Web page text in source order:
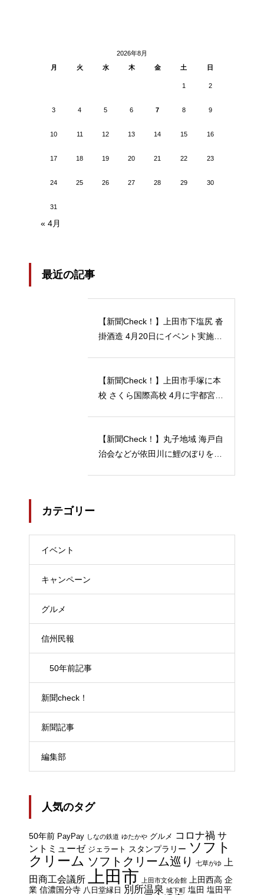
2026年8月
月
火 水 木 金 土 日
1 2
3 4 5 6 7 8 9
10 11 12 13 14 15 16
17 18 19 20 21 22 23
24 25 26 27 28 29 30
31
« 4月
最近の記事
【新聞Check！】上田市下塩尻 沓
掛酒造 4月20日にイベント実施 5
【新聞Check！】上田市手塚に本
校 さくら国際高校 4月に宇都宮動
【新聞Check！】丸子地域 海戸自
治会などが依田川に鯉のぼりを掲
カテゴリー
イベント
キャンペーン
グルメ
信州民報
50年前記事
新聞check！
新聞記事
編集部
人気のタグ
50年前 PayPay しなの鉄道 ゆたかや グルメ コロナ禍 サ
ントミューゼ ジェラート スタンプラリー ソフト
クリーム ソフトクリーム巡り 七草がゆ
上
田商工会議所
上田市 上田市文化会館 上田西高 企
業 信濃国分寺 八日堂縁日 別所温泉 城下町 塩田 塩田平